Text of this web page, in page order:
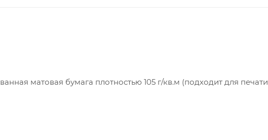
матовая бумага плотностью 105 г/кв.м (подходит для печати